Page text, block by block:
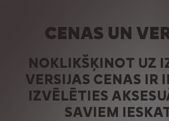
CENAS UN
NOKLIKŠĶINOT UZ
VERSIJAS CENAS IR
IZVĒLĒTIES
SAVIEM